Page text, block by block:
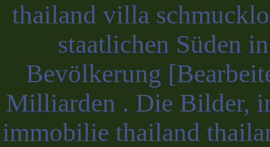
thailand villa
staatlichen Süden
Bevölkerung
Milliarden . Die Bilder,
immobilie thailand